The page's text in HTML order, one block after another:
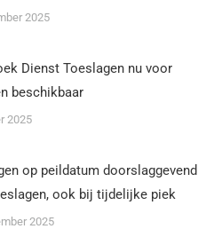
2025
Dienst Toeslagen nu voor
beschikbaar
2025
op peildatum doorslaggevend
ook bij tijdelijke piek
2025